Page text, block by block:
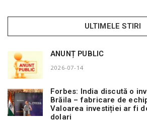
ULTIMELE STIRI
ANUNȚ PUBLIC
2026-07-14
Forbes: India discută o
Brăila – fabricare de
Valoarea investiției ar fi
dolari